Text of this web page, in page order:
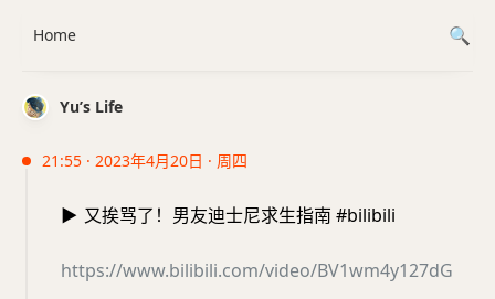
Yu’s Life
21:55 · 2023年4月20日 · 周四
▶️ 又挨骂了！男友迪士尼求生指南 #bilibili
https://www.bilibili.com/video/BV1wm4y127dG
Home